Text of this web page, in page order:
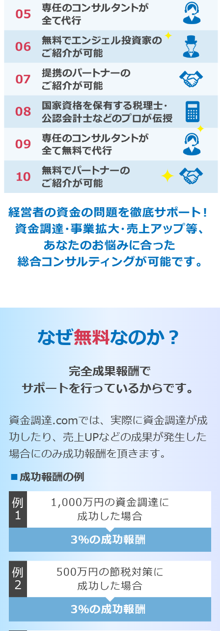
なぜ無料なのか？
完全成果報酬で
サポートを行っているからです。
資金調達.comでは、実際に資金調達が成
功したり、売上UPなどの成果が発生した
場合にのみ成功報酬を頂きます。
■成功報酬の例